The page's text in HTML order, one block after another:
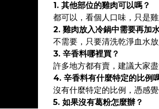
1. 其他部位的雞肉可以嗎？
都可以，看個人口味，只是雞
2. 雞肉放入冷鍋中需要再加
不需要，只要清洗乾淨血水放
3. 辛香料哪裡買 ？
許多地方都有賣，建議大家
4. 辛香料有什麼特定的比例
沒有什麼特定的比例，憑感
5. 如果沒有葛粉怎麼辦？